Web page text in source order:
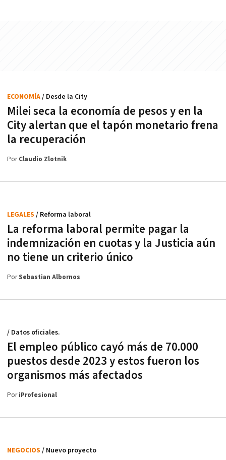
Milei seca la economía de pesos y en la
City alertan que el tapón monetario frena
la recuperación
ECONOMÍA/ Desde la City
PorClaudio Zlotnik
La reforma laboral permite pagar la
indemnización en cuotas y la Justicia aún
no tiene un criterio único
LEGALES / Reforma laboral
PorSebastian Albornos
El empleo público cayó más de 70.000
puestos desde 2023 y estos fueron los
organismos más afectados
/ Datos oficiales.
PoriProfesional
NEGOCIOS / Nuevo proyecto